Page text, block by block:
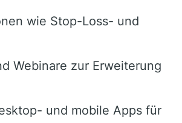
wie Stop-Loss- und
Webinare zur Erweiterung
und mobile Apps für